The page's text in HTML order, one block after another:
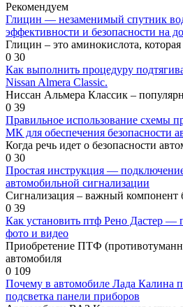
Рекомендуем
Глицин — незаменимый спутник
эффективности и безопасности на
Глицин – это аминокислота,
0 30
Как выполнить процедуру
Nissan Almera Classic.
Ниссан Альмера Классик –
0 39
Правильное использование схемы
МК для обеспечения безопасности
Когда речь идет о безопасности
0 30
Простая инструкция —
автомобильной сигнализации
Сигнализация – важный компонент
0 39
Как установить птф Рено Дастер —
фото и видео
Приобретение ПТФ
автомобиля
0 109
Почему в автомобиле Лада Калина
подсветка панели приборов